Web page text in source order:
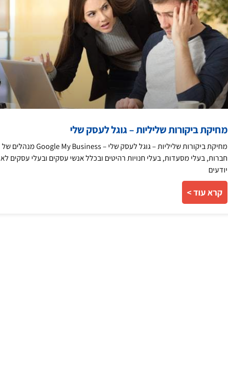
מחיקת ביקורות שליליות – גוגל לעסק שלי
מחיקת ביקורות שליליות – גוגל לעסק שלי – Google My Business מנהלים של
חברות, בעלי מסעדות, בעלי חנויות רהיטים ובכלל אנשי עסקים ובעלי עסקים לא
יודעים
קרא עוד >